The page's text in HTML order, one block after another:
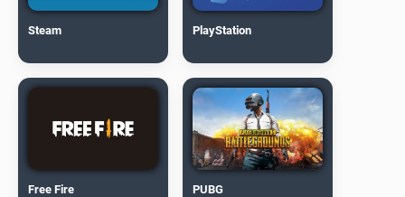
Steam PlayStation
Free Fire PUBG